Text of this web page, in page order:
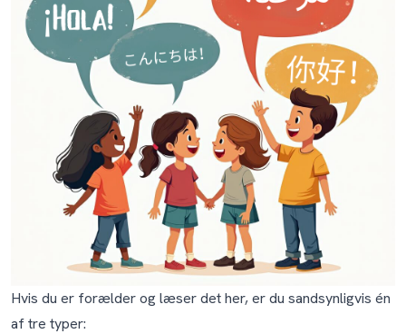
Hvor lang tid går der, før mit barn kan tale svensk?
Skal jeg rette mit barns fejl i svensk?
Mit barn taler med skånsk / göteborgsk / regional
accent. Vil det holde dem tilbage?
Mit barn blander svensk og mit modersmål i samme
sætning. Skal jeg være bekymret?
Hvis du er forælder og læser det her, er du sandsynligvis én
af tre typer: